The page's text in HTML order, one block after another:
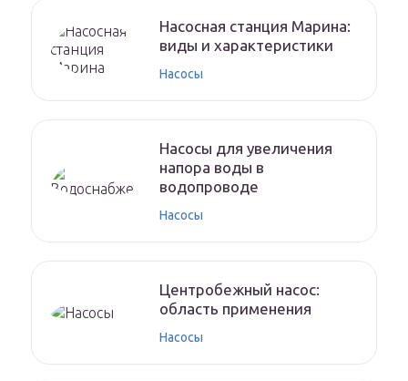
Насосная станция Марина:
виды и характеристики
Насосы
Насосы для увеличения
напора воды в
водопроводе
Насосы
Центробежный насос:
область применения
Насосы